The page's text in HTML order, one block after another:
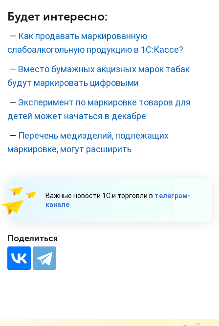
Будет интересно:
— Как продавать маркированную
слабоалкогольную продукцию в 1С:Кассе?
— Вместо бумажных акцизных марок табак
будут маркировать цифровыми
— Эксперимент по маркировке товаров для
детей может начаться в декабре
— Перечень медизделий, подлежащих
маркировке, могут расширить
Важные новости 1С и торговли в телеграм-
канале
Поделиться